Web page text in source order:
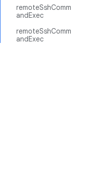
remoteSshComm
andExec
remoteSshComm
andExec